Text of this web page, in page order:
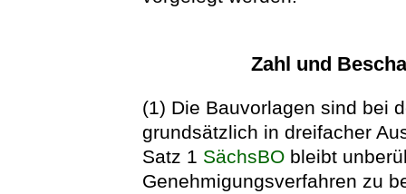
Zahl und
(1) Die Bauvorlagen sind bei
grundsätzlich in dreifacher
Satz 1 SächsBO bleibt
Genehmigungsverfahren zu